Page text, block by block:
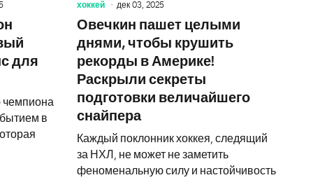
для
чемпиона
в
хоккей дек 03, 2025
Овечкин пашет целыми
днями, чтобы крушить
рекорды в Америке!
Раскрыли секреты
подготовки величайшего
снайпера
Каждый поклонник хоккея, следящий
за НХЛ, не может не заметить
феноменальную силу и настойчивость